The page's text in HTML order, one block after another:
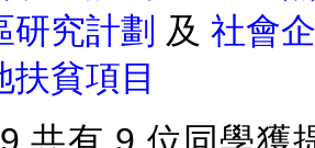
研究計劃 及 社會
扶貧項目